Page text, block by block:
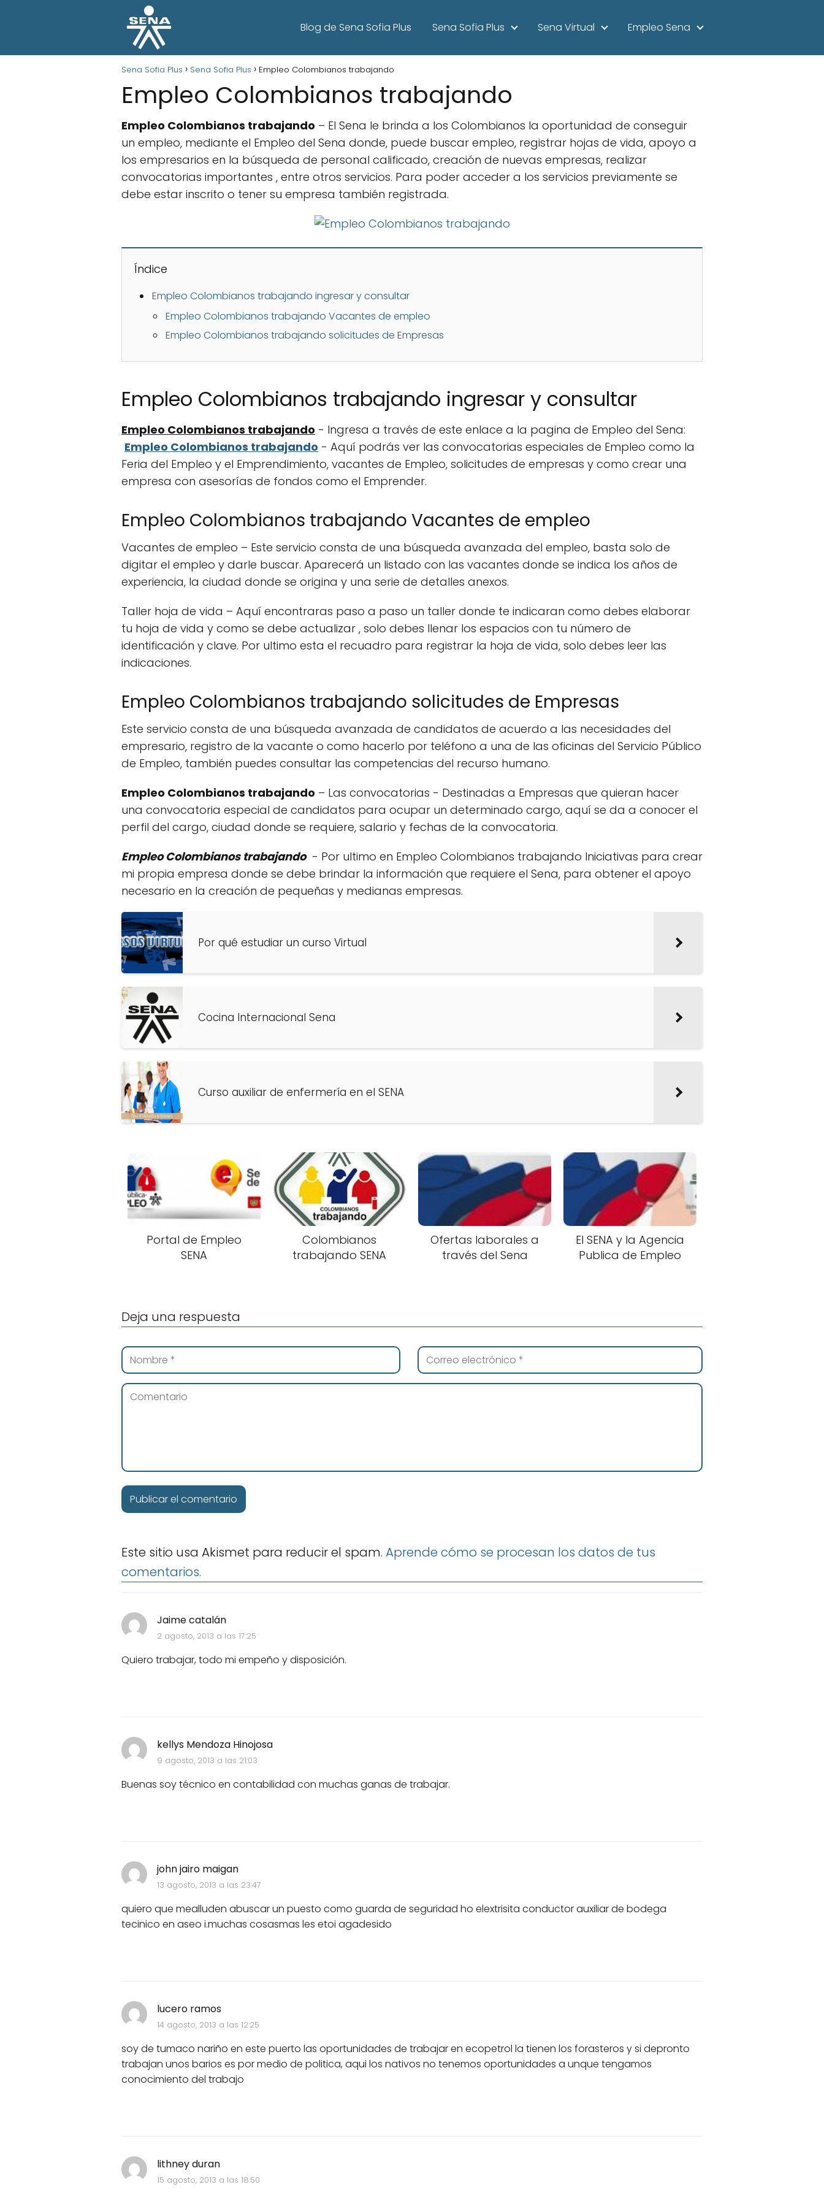
Blog de Sena Sofia Plus Sena Sofia Plus Sena Virtual Empleo Sena
Sena Sofia Plus Sena Sofia Plus Empleo Colombianos trabajando
Empleo Colombianos trabajando
Empleo Colombianos trabajando – El Sena le brinda a los Colombianos la oportunidad de conseguir
un empleo, mediante el Empleo del Sena donde, puede buscar empleo, registrar hojas de vida, apoyo a
los empresarios en la búsqueda de personal calificado, creación de nuevas empresas, realizar
convocatorias importantes , entre otros servicios. Para poder acceder a los servicios previamente se
debe estar inscrito o tener su empresa también registrada.
Índice
Empleo Colombianos trabajando ingresar y consultar
Empleo Colombianos trabajando Vacantes de empleo
Empleo Colombianos trabajando solicitudes de Empresas
Empleo Colombianos trabajando ingresar y consultar
Empleo Colombianos trabajando - Ingresa a través de este enlace a la pagina de Empleo del Sena:
Empleo Colombianos trabajando - Aquí podrás ver las convocatorias especiales de Empleo como la
Feria del Empleo y el Emprendimiento, vacantes de Empleo, solicitudes de empresas y como crear una
empresa con asesorías de fondos como el Emprender.
Empleo Colombianos trabajando Vacantes de empleo
Vacantes de empleo – Este servicio consta de una búsqueda avanzada del empleo, basta solo de
digitar el empleo y darle buscar. Aparecerá un listado con las vacantes donde se indica los años de
experiencia, la ciudad donde se origina y una serie de detalles anexos.
Taller hoja de vida – Aquí encontraras paso a paso un taller donde te indicaran como debes elaborar
tu hoja de vida y como se debe actualizar , solo debes llenar los espacios con tu número de
identificación y clave. Por ultimo esta el recuadro para registrar la hoja de vida, solo debes leer las
indicaciones.
Empleo Colombianos trabajando solicitudes de Empresas
Este servicio consta de una búsqueda avanzada de candidatos de acuerdo a las necesidades del
empresario, registro de la vacante o como hacerlo por teléfono a una de las oficinas del Servicio Público
de Empleo, también puedes consultar las competencias del recurso humano.
Empleo Colombianos trabajando – Las convocatorias - Destinadas a Empresas que quieran hacer
una convocatoria especial de candidatos para ocupar un determinado cargo, aquí se da a conocer el
perfil del cargo, ciudad donde se requiere, salario y fechas de la convocatoria.
Empleo Colombianos trabajando- Por ultimo en Empleo Colombianos trabajando Iniciativas para crear
mi propia empresa donde se debe brindar la información que requiere el Sena, para obtener el apoyo
necesario en la creación de pequeñas y medianas empresas.
Por qué estudiar un curso Virtual
Cocina Internacional Sena
Curso auxiliar de enfermería en el SENA
Portal de Empleo
SENA
Colombianos
trabajando SENA
Ofertas laborales a
través del Sena
El SENA y la Agencia
Publica de Empleo
Jaime catalán
2 agosto, 2013 a las 17:25
Quiero trabajar, todo mi empeño y disposición.
kellys Mendoza Hinojosa
9 agosto, 2013 a las 21:03
Buenas soy técnico en contabilidad con muchas ganas de trabajar.
john jairo maigan
13 agosto, 2013 a las 23:47
quiero que mealluden abuscar un puesto como guarda de seguridad ho elextrisita conductor auxiliar de bodega
tecinico en aseo i.muchas cosasmas les etoi agadesido
lucero ramos
14 agosto, 2013 a las 12:25
soy de tumaco nariño en este puerto las oportunidades de trabajar en ecopetrol la tienen los forasteros y si depronto
trabajan unos barios es por medio de politica, aqui los nativos no tenemos oportunidades a unque tengamos
conocimiento del trabajo
lithney duran
15 agosto, 2013 a las 18:50
Deja una respuesta
Este sitio usa Akismet para reducir el spam. Aprende cómo se procesan los datos de tus
comentarios.